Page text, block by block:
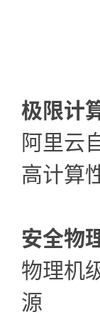
极限计
阿里云
高计算
安全物
物理机
源